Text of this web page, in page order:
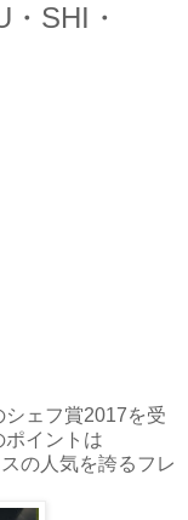
SHI・
ェフ賞2017を受
ポイントは
の人気を誇るフレ